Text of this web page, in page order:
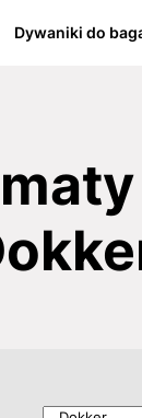
Dywaniki do